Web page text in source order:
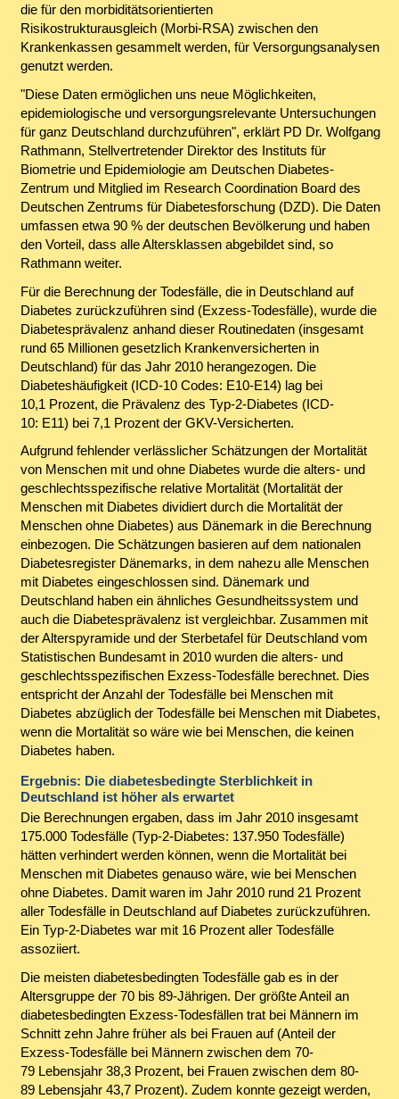
die für den morbiditätsorientierten
Risikostrukturausgleich (Morbi-RSA) zwischen den
Krankenkassen gesammelt werden, für Versorgungsanalysen
genutzt werden.
"Diese Daten ermöglichen uns neue Möglichkeiten,
epidemiologische und versorgungsrelevante Untersuchungen
für ganz Deutschland durchzuführen", erklärt PD Dr. Wolfgang
Rathmann, Stellvertretender Direktor des Instituts für
Biometrie und Epidemiologie am Deutschen Diabetes-
Zentrum und Mitglied im Research Coordination Board des
Deutschen Zentrums für Diabetesforschung (DZD). Die Daten
umfassen etwa 90 % der deutschen Bevölkerung und haben
den Vorteil, dass alle Altersklassen abgebildet sind, so
Rathmann weiter.
Für die Berechnung der Todesfälle, die in Deutschland auf
Diabetes zurückzuführen sind (Exzess-Todesfälle), wurde die
Diabetesprävalenz anhand dieser Routinedaten (insgesamt
rund 65 Millionen gesetzlich Krankenversicherten in
Deutschland) für das Jahr 2010 herangezogen. Die
Diabeteshäufigkeit (ICD-10 Codes: E10-E14) lag bei
10,1 Prozent, die Prävalenz des Typ-2-Diabetes (ICD-
10: E11) bei 7,1 Prozent der GKV-Versicherten.
Aufgrund fehlender verlässlicher Schätzungen der Mortalität
von Menschen mit und ohne Diabetes wurde die alters- und
geschlechtsspezifische relative Mortalität (Mortalität der
Menschen mit Diabetes dividiert durch die Mortalität der
Menschen ohne Diabetes) aus Dänemark in die Berechnung
einbezogen. Die Schätzungen basieren auf dem nationalen
Diabetesregister Dänemarks, in dem nahezu alle Menschen
mit Diabetes eingeschlossen sind. Dänemark und
Deutschland haben ein ähnliches Gesundheitssystem und
auch die Diabetesprävalenz ist vergleichbar. Zusammen mit
der Alterspyramide und der Sterbetafel für Deutschland vom
Statistischen Bundesamt in 2010 wurden die alters- und
geschlechtsspezifischen Exzess-Todesfälle berechnet. Dies
entspricht der Anzahl der Todesfälle bei Menschen mit
Diabetes abzüglich der Todesfälle bei Menschen mit Diabetes,
wenn die Mortalität so wäre wie bei Menschen, die keinen
Diabetes haben.
Ergebnis: Die diabetesbedingte Sterblichkeit in
Deutschland ist höher als erwartet
Die Berechnungen ergaben, dass im Jahr 2010 insgesamt
175.000 Todesfälle (Typ-2-Diabetes: 137.950 Todesfälle)
hätten verhindert werden können, wenn die Mortalität bei
Menschen mit Diabetes genauso wäre, wie bei Menschen
ohne Diabetes. Damit waren im Jahr 2010 rund 21 Prozent
aller Todesfälle in Deutschland auf Diabetes zurückzuführen.
Ein Typ-2-Diabetes war mit 16 Prozent aller Todesfälle
assoziiert.
Die meisten diabetesbedingten Todesfälle gab es in der
Altersgruppe der 70 bis 89-Jährigen. Der größte Anteil an
diabetesbedingten Exzess-Todesfällen trat bei Männern im
Schnitt zehn Jahre früher als bei Frauen auf (Anteil der
Exzess-Todesfälle bei Männern zwischen dem 70-
79 Lebensjahr 38,3 Prozent, bei Frauen zwischen dem 80-
89 Lebensjahr 43,7 Prozent). Zudem konnte gezeigt werden,